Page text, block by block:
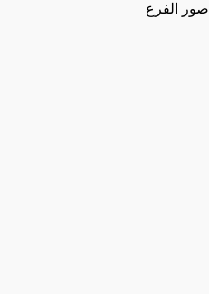
صور الفرع